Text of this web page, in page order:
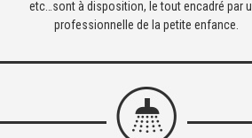
etc…sont à disposition, le tout encadré par
professionnelle de la petite enfance.